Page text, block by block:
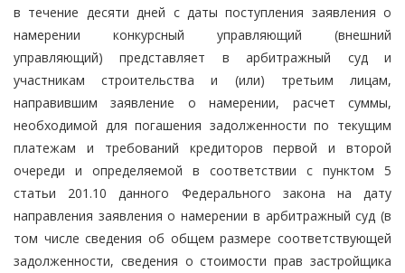
в течение десяти дней с даты поступления заявления о
намерении конкурсный управляющий (внешний
управляющий) представляет в арбитражный суд и
участникам строительства и (или) третьим лицам,
направившим заявление о намерении, расчет суммы,
необходимой для погашения задолженности по текущим
платежам и требований кредиторов первой и второй
очереди и определяемой в соответствии с пунктом 5
статьи 201.10 данного Федерального закона на дату
направления заявления о намерении в арбитражный суд (в
том числе сведения об общем размере соответствующей
задолженности, сведения о стоимости прав застройщика